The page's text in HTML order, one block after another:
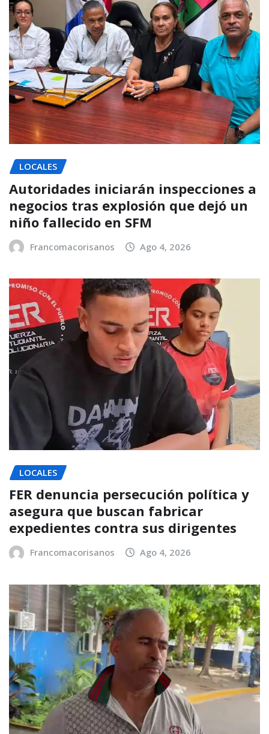
LOCALES
Autoridades iniciarán inspecciones a
negocios tras explosión que dejó un
niño fallecido en SFM
Francomacorisanos Ago 4, 2026
LOCALES
FER denuncia persecución política y
asegura que buscan fabricar
expedientes contra sus dirigentes
Francomacorisanos Ago 4, 2026